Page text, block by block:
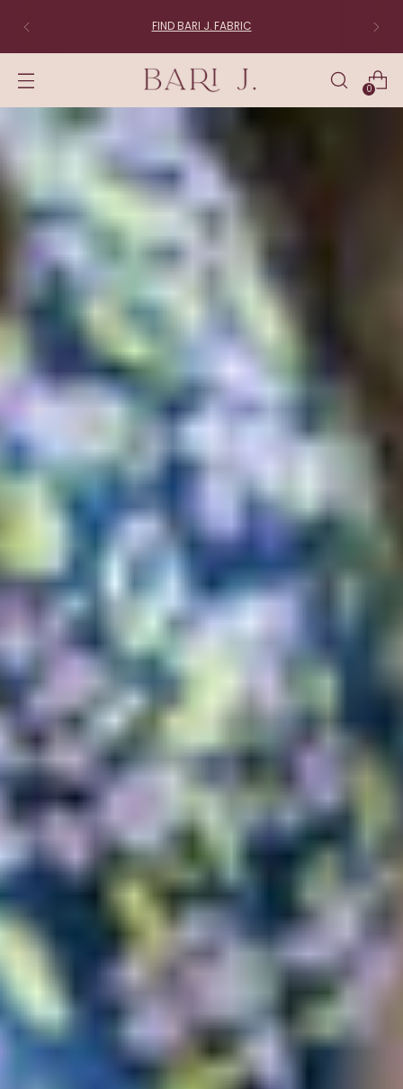
FABRIC LOVERS:Join the List
0